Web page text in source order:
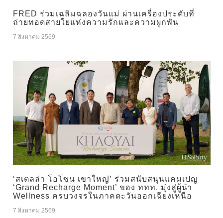
FRED ร่วมเฉลิมฉลองวันแม่ ผ่านเครื่องประดับที่
ถ่ายทอดสายใยแห่งความรักและความผูกพัน
7 สิงหาคม 2569
‘สเตลล่า โอโซน เขาใหญ่’ ร่วมสนับสนุนแคมเปญ
‘Grand Recharge Moment’ ของ ททท. มุ่งสู่ผู้นำ
Wellness ครบวงจรในภาคตะวันออกเฉียงเหนือ
7 สิงหาคม 2569